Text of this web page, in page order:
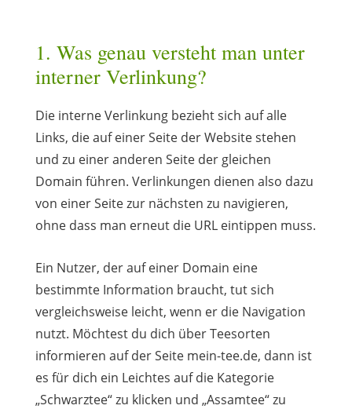
1. Was genau versteht man unter
interner Verlinkung?
Die interne Verlinkung bezieht sich auf alle
Links, die auf einer Seite der Website stehen
und zu einer anderen Seite der gleichen
Domain führen. Verlinkungen dienen also dazu
von einer Seite zur nächsten zu navigieren,
ohne dass man erneut die URL eintippen muss.
Ein Nutzer, der auf einer Domain eine
bestimmte Information braucht, tut sich
vergleichsweise leicht, wenn er die Navigation
nutzt. Möchtest du dich über Teesorten
informieren auf der Seite mein-tee.de, dann ist
es für dich ein Leichtes auf die Kategorie
„Schwarztee“ zu klicken und „Assamtee“ zu